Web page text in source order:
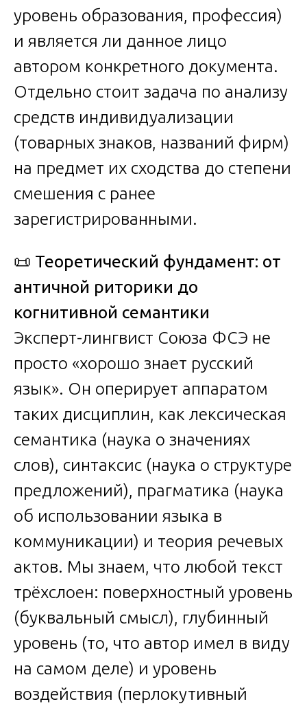
уровень образования, профессия)
и является ли данное лицо
автором конкретного документа.
Отдельно стоит задача по анализу
средств индивидуализации
(товарных знаков, названий фирм)
на предмет их сходства до степени
смешения с ранее
зарегистрированными.
📜 Теоретический фундамент: от
античной риторики до
когнитивной семантики
Эксперт-лингвист Союза ФСЭ не
просто «хорошо знает русский
язык». Он оперирует аппаратом
таких дисциплин, как лексическая
семантика (наука о значениях
слов), синтаксис (наука о структуре
предложений), прагматика (наука
об использовании языка в
коммуникации) и теория речевых
актов. Мы знаем, что любой текст
трёхслоен: поверхностный уровень
(буквальный смысл), глубинный
уровень (то, что автор имел в виду
на самом деле) и уровень
воздействия (перлокутивный